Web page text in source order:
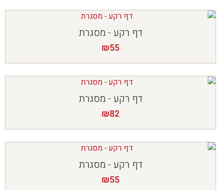
דף רקע - מסגרת
₪55
דף רקע - מסגרת
₪82
דף רקע - מסגרת
₪55